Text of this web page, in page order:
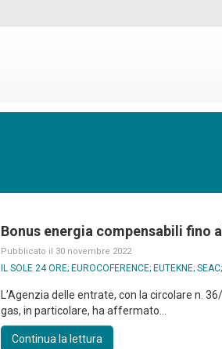
Bonus energia compensabili fino
Pubblicato il 30 novembre 2022
IL SOLE 24 ORE; EUROCOFERENCE; EUTEKNE; SEAC;
L’Agenzia delle entrate, con la circolare n.
gas, in particolare, ha affermato...
Continua la lettura